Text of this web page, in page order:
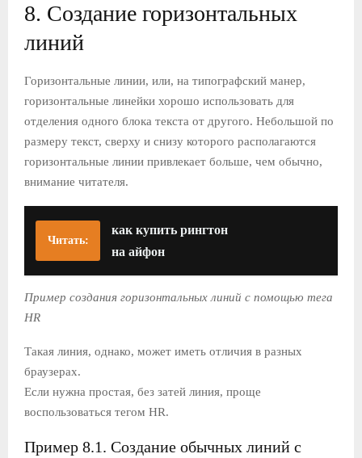
8. Создание горизонтальных
линий
Горизонтальные линии, или, на типографский манер,
горизонтальные линейки хорошо использовать для
отделения одного блока текста от другого. Небольшой по
размеру текст, сверху и снизу которого располагаются
горизонтальные линии привлекает больше, чем обычно,
внимание читателя.
Читать:
как купить рингтон
на айфон
Пример создания горизонтальных линий с помощью тега
HR
Такая линия, однако, может иметь отличия в разных
браузерах.
Если нужна простая, без затей линия, проще
воспользоваться тегом HR.
Пример 8.1. Создание обычных линий с